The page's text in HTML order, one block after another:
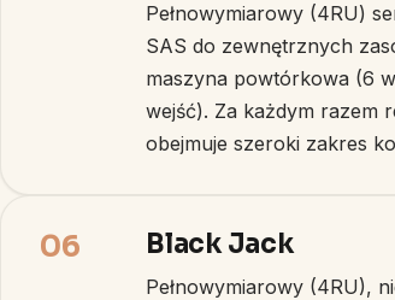
Pełnowymiarowy (4RU)
SAS do zewnętrznych
maszyna powtórkowa (6
wejść). Za każdym razem
obejmuje szeroki zakres
06 Black Jack
Pełnowymiarowy (4RU),